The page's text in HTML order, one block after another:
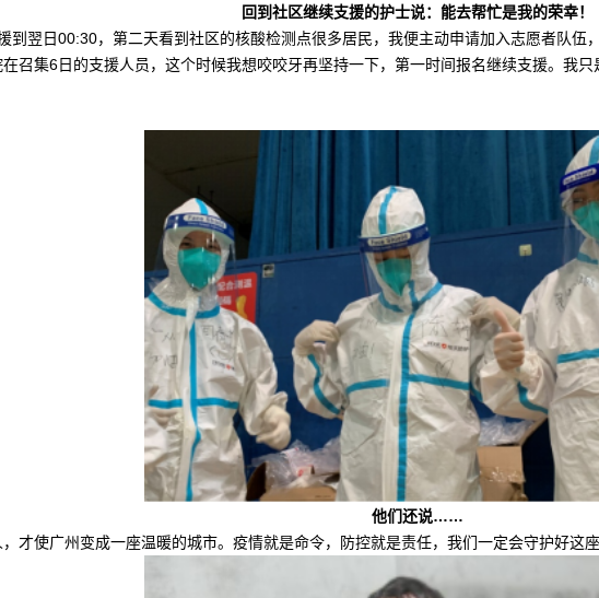
回到社区继续支援的护士说：能去帮忙是我的荣幸！
到翌日00:30，第二天看到社区的核酸检测点很多居民，我便主动申请加入志愿者队
召集6日的支援人员，这个时候我想咬咬牙再坚持一下，第一时间报名继续支援。我
他们还说……
才使广州变成一座温暖的城市。疫情就是命令，防控就是责任，我们一定会守护好这